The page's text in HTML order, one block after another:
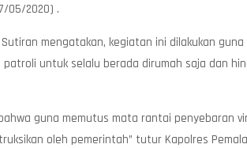
05/2020) .
mengatakan, kegiatan ini dilakukan
untuk selalu berada dirumah saja dan
guna memutus mata rantai penyebaran
oleh pemerintah” tutur Kapolres